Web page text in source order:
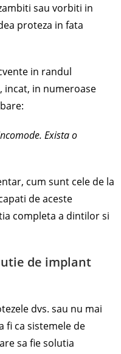
sau vorbiti in
proteza in fata
in randul
in numeroase
Exista o
cum sunt cele de la
de aceste
completa a dintilor si
de implant
dvs. sau nu mai
fi ca sistemele de
sa fie solutia